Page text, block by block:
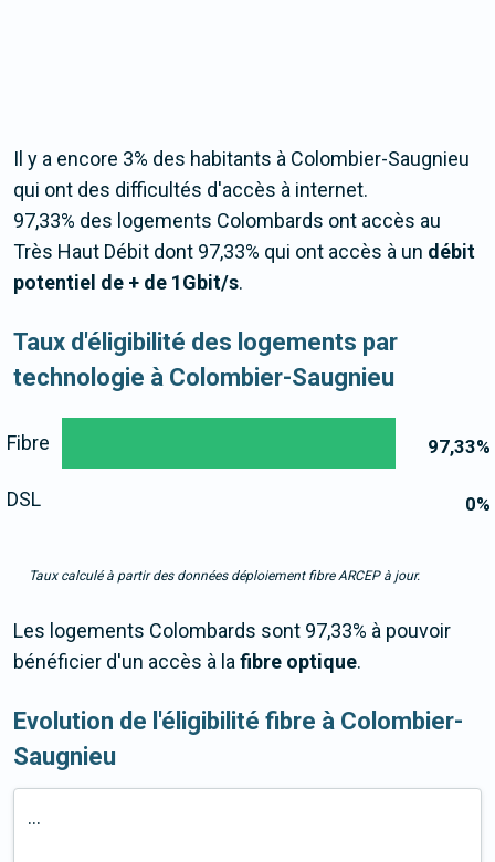
Il y a encore 3% des habitants à Colombier-Saugnieu
qui ont des difficultés d'accès à internet.
97,33% des logements Colombards ont accès au
Très Haut Débit dont 97,33% qui ont accès à un débit
potentiel de + de 1Gbit/s.
Taux d'éligibilité des logements par
technologie à Colombier-Saugnieu
97,33%
0%
Fibre
DSL
Taux calculé à partir des données déploiement fibre ARCEP à jour.
Les logements Colombards sont 97,33% à pouvoir
bénéficier d'un accès à lafibre optique.
Evolution de l'éligibilité fibre à Colombier-
Saugnieu
...